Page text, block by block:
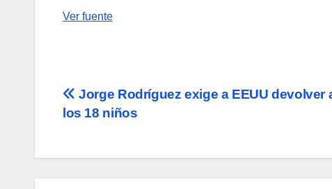
Ver fuente
Navegación
entradas
Jorge Rodríguez exige a EEUU devolver
los 18 niños